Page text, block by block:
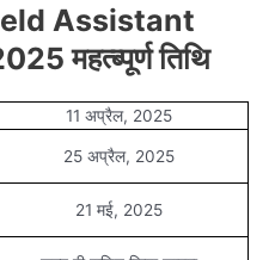
Assistant
महत्ब्पूर्ण तिथि
11 अप्रैल, 2025
25 अप्रैल, 2025
21 मई, 2025